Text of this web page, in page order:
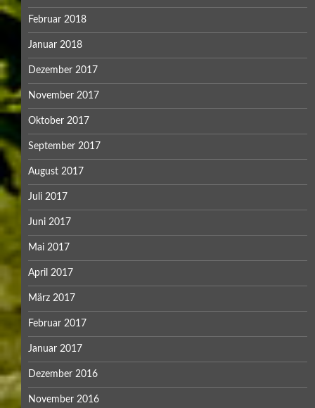
Februar 2018
Januar 2018
Dezember 2017
November 2017
Oktober 2017
September 2017
August 2017
Juli 2017
Juni 2017
Mai 2017
April 2017
März 2017
Februar 2017
Januar 2017
Dezember 2016
November 2016